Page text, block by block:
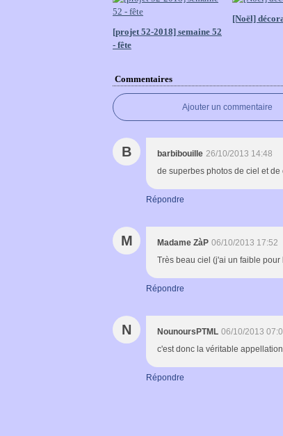
[projet 52-2018] semaine 52
- fête
[Noël]
Commentaires
Ajouter un commentaire
B barbibouille 26/10/2013 14:48
de superbes photos de ciel et
Répondre
M Madame ZàP 06/10/2013 17:52
Très beau ciel (j'ai un faible
Répondre
N NounoursPTML 06/10/2013
c'est donc la véritable
Répondre